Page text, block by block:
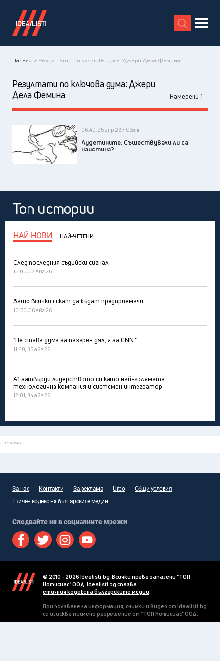
X
Начало > Резултати по ключова дума "Джери Дела Фемина"
Резултати по ключова дума:Джери
Дела Фемина
Намерени 1
06:40, 25 апр 23 / Свят
Лудетините. Съществували ли са
наистина?
Топ истории
НАЙ-НОВИ НАЙ-ЧЕТЕНИ
След последния съдийски сигнал
15:00, 07 авг 26
Защо всички искат да бъдат предприемачи
10:30, 06 авг 26
"Не става дума за пазарен дял, а за CNN."
11:40, 05 авг 26
А1 затвърди лидерството си като най-голямата
технологична компания и системен интегратор
12:01, 04 авг 26
Реклама
За нас Контакти За реклама Urbo
Общи условия
Етичен кодекс на българските медии
Следвайте ни в социалните мрежи
© 2010 - 2026 Idealisti.bg, Всички права запазени "ТОП
Нотисиас" ООД. Idealisti.bg спазва
етичния кодекс на българските медии.
При ползване на информация, снимки и видео от Idealisti.bg
се изисква писмено разрешение от "ТОП Нотисиас" ООД.